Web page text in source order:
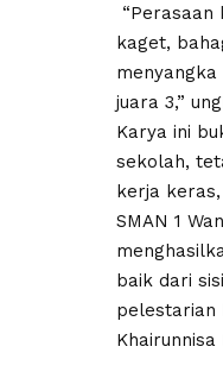
kaget,
juara 3,”
‎Karya ini
sekolah,
kerja
SMAN 1
baik dari
pelestarian
‎Khairunnisa